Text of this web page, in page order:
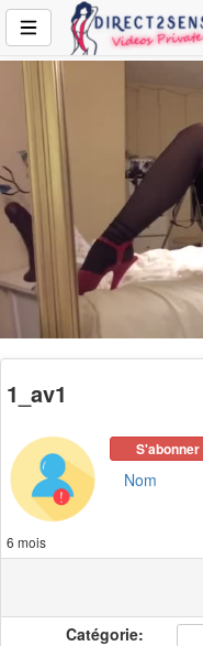
1_av1
S'abonner
Nom
6 mois
Catégorie: